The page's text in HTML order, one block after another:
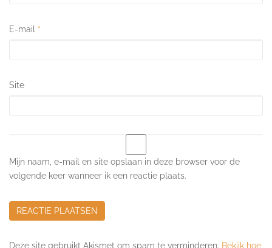
E-mail *
Site
Mijn naam, e-mail en site opslaan in deze browser voor de
volgende keer wanneer ik een reactie plaats.
Deze site gebruikt Akismet om spam te verminderen. Bekijk hoe